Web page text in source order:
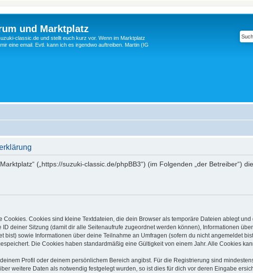
und Marktplatz
classic.de und stellt euch kurz vor. Wenn im Marktplatz
eine email. Evtl. kann ich es irgendwo auftreiben. Martin (IG
(„https://suzuki-classic.de/phpBB3“) (im Folgenden „der Betreiber“)
Cookies sind kleine Textdateien, die dein Browser als temporäre Dateien ablegt
deiner Sitzung (damit dir alle Seitenaufrufe zugeordnet werden können), Informationen
sowie Informationen über deine Teilnahme an Umfragen (sofern du nicht angemeldet
Die Cookies haben standardmäßig eine Gültigkeit von einem Jahr. Alle Cookies
Profil oder deinem persönlichem Bereich angibst. Für die Registrierung sind
weitere Daten als notwendig festgelegt wurden, so ist dies für dich vor deren Eingabe